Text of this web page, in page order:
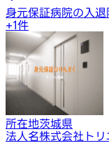
身元保証病院の入
+1件
所在地茨城県
法人名株式会社トリ